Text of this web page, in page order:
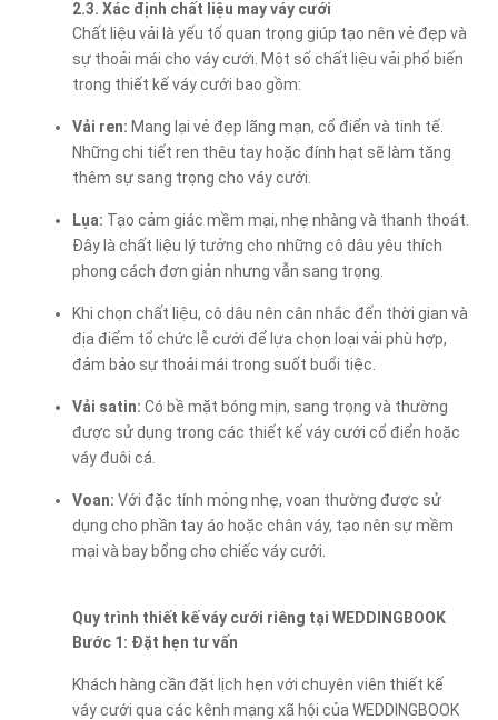
2.3. Xác định chất liệu may váy cưới
Chất liệu vải là yếu tố quan trọng giúp tạo nên vẻ đẹp và
sự thoải mái cho váy cưới. Một số chất liệu vải phổ biến
trong thiết kế váy cưới bao gồm:
Vải ren: Mang lại vẻ đẹp lãng mạn, cổ điển và tinh tế.
Những chi tiết ren thêu tay hoặc đính hạt sẽ làm tăng
thêm sự sang trọng cho váy cưới.
Lụa: Tạo cảm giác mềm mại, nhẹ nhàng và thanh thoát.
Đây là chất liệu lý tưởng cho những cô dâu yêu thích
phong cách đơn giản nhưng vẫn sang trọng.
Khi chọn chất liệu, cô dâu nên cân nhắc đến thời gian và
địa điểm tổ chức lễ cưới để lựa chọn loại vải phù hợp,
đảm bảo sự thoải mái trong suốt buổi tiệc.
Vải satin: Có bề mặt bóng mịn, sang trọng và thường
được sử dụng trong các thiết kế váy cưới cổ điển hoặc
váy đuôi cá.
Voan: Với đặc tính mỏng nhẹ, voan thường được sử
dụng cho phần tay áo hoặc chân váy, tạo nên sự mềm
mại và bay bổng cho chiếc váy cưới.
Quy trình thiết kế váy cưới riêng tại WEDDINGBOOK
Bước 1: Đặt hẹn tư vấn
Khách hàng cần đặt lịch hẹn với chuyên viên thiết kế
váy cưới qua các kênh mạng xã hội của WEDDINGBOOK